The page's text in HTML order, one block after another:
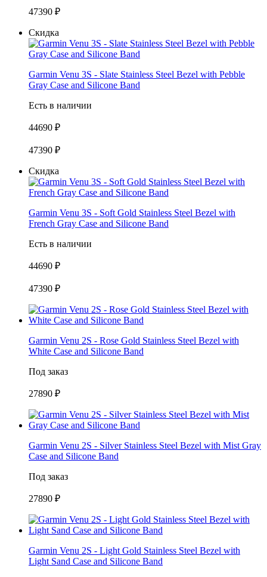
47390 ₽
Скидка
Garmin Venu 3S - Slate Stainless Steel Bezel with Pebble
Gray Case and Silicone Band
Есть в наличии
44690 ₽
47390 ₽
Скидка
Garmin Venu 3S - Soft Gold Stainless Steel Bezel with
French Gray Case and Silicone Band
Есть в наличии
44690 ₽
47390 ₽
Garmin Venu 2S - Rose Gold Stainless Steel Bezel with
White Case and Silicone Band
Под заказ
27890 ₽
Garmin Venu 2S - Silver Stainless Steel Bezel with Mist Gray
Case and Silicone Band
Под заказ
27890 ₽
Garmin Venu 2S - Light Gold Stainless Steel Bezel with
Light Sand Case and Silicone Band